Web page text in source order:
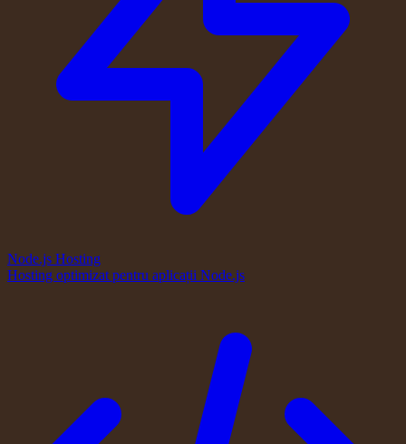
Node.js Hosting
Hosting optimizat pentru aplicații Node.js